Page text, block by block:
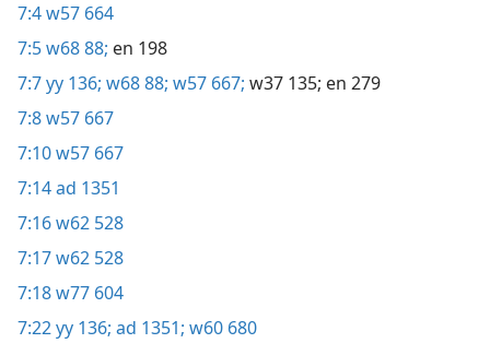
7:4w57 664
7:5w68 88; en 198
7:7yy 136; w68 88; w57 667; w37 135; en 279
7:8w57 667
7:10w57 667
7:14ad 1351
7:16w62 528
7:17w62 528
7:18w77 604
7:22yy 136; ad 1351; w60 680